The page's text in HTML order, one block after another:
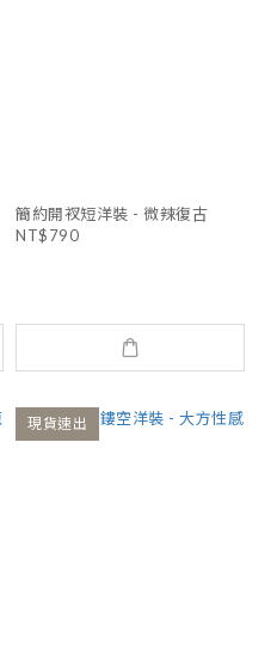
簡約開衩短洋裝 - 微辣復古
NT$790
現貨速出